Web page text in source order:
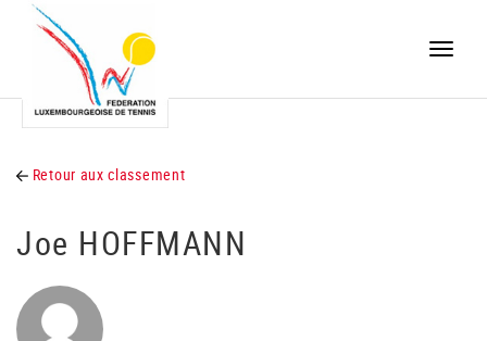
Toggle
Retour aux classement
Joe HOFFMANN